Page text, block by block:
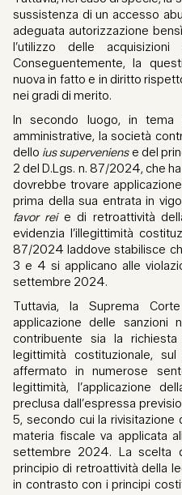
sussistenza di un accesso
adeguata autorizzazione
l’utilizzo delle
Conseguentemente, la
nuova in fatto e in diritto
nei gradi di merito.
In secondo luogo, in tema
amministrative, la società
dello ius superveniense del
2 del D.Lgs. n. 87/2024, che
dovrebbe trovare
prima della sua entrata in
favor reie di retroattività
evidenzia l’illegittimità
87/2024 laddove stabilisce
3 e 4 si applicano alle
settembre 2024.
Tuttavia, la Suprema
applicazione delle sanzioni
contribuente sia la
legittimità costituzionale,
affermato in numerose
legittimità, l’applicazione
preclusa dall’espressa
5, secondo cui la rivisitazione
materia fiscale va applicata
settembre 2024. La scelta
principio di retroattività della
in contrasto con i principi